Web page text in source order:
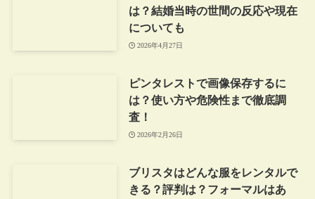
は？結婚当時の世間の反応や現在
についても
2026年4月27日
ピンタレストで画像保存するに
は？使い方や危険性まで徹底調
査！
2026年2月26日
ブリスタはどんな服をレンタルで
きる？評判は？フォーマルはあ